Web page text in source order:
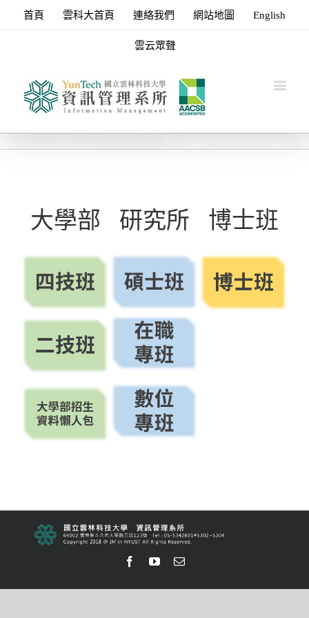
首頁 雲科大首頁 連絡我們 網站地圖 English
雲云眾聲
大學部 研究所 博士班
Facebook
YoutubeEmail